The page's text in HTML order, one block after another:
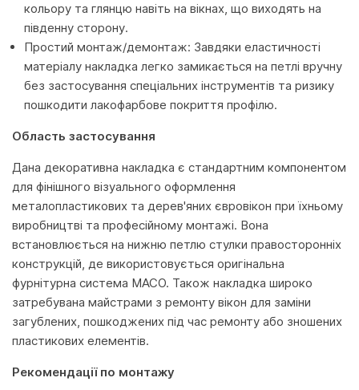
кольору та глянцю навіть на вікнах, що виходять на
південну сторону.
Простий монтаж/демонтаж: Завдяки еластичності
матеріалу накладка легко замикається на петлі вручну
без застосування спеціальних інструментів та ризику
пошкодити лакофарбове покриття профілю.
Область застосування
Дана декоративна накладка є стандартним компонентом
для фінішного візуального оформлення
металопластикових та дерев'яних євровікон при їхньому
виробництві та професійному монтажі. Вона
встановлюється на нижню петлю стулки правосторонніх
конструкцій, де використовується оригінальна
фурнітурна система MACO. Також накладка широко
затребувана майстрами з ремонту вікон для заміни
загублених, пошкоджених під час ремонту або зношених
пластикових елементів.
Рекомендації по монтажу